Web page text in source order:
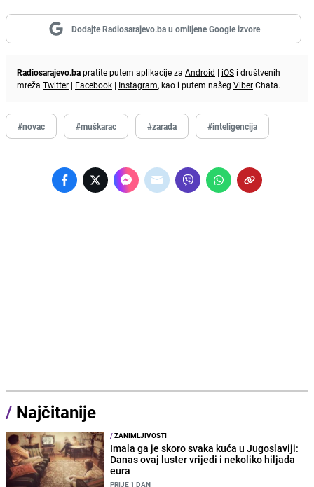
Dodajte Radiosarajevo.ba u omiljene Google izvore
Radiosarajevo.bapratite putem aplikacije za Android | iOS i društvenih
mreža Twitter | Facebook | Instagram, kao i putem našeg ViberChata.
#novac #muškarac #zarada #inteligencija
/ Najčitanije
/ZANIMLJIVOSTI
Imala ga je skoro svaka kuća u Jugoslaviji:
Danas ovaj luster vrijedi i nekoliko hiljada
eura
PRIJE 1 DAN